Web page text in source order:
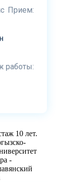
Прием:
работы:
10 лет.
-